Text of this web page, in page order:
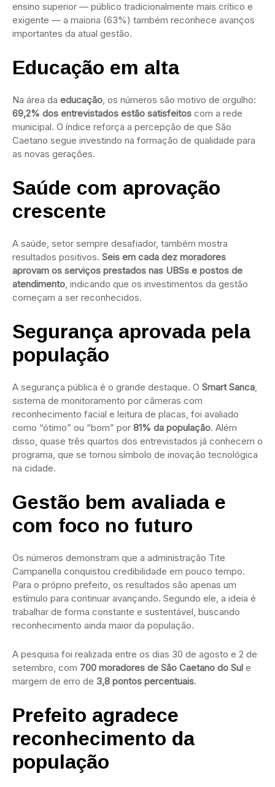
ensino superior — público tradicionalmente mais crítico e
exigente — a maioria (63%) também reconhece avanços
importantes da atual gestão.
Educação em alta
Na área da educação, os números são motivo de orgulho:
69,2% dos entrevistados estão satisfeitos com a rede
municipal. O índice reforça a percepção de que São
Caetano segue investindo na formação de qualidade para
as novas gerações.
Saúde com aprovação
crescente
A saúde, setor sempre desafiador, também mostra
resultados positivos. Seis em cada dez moradores
aprovam os serviços prestados nas UBSs e postos de
atendimento, indicando que os investimentos da gestão
começam a ser reconhecidos.
Segurança aprovada pela
população
A segurança pública é o grande destaque. O Smart Sanca,
sistema de monitoramento por câmeras com
reconhecimento facial e leitura de placas, foi avaliado
como “ótimo” ou “bom” por 81% da população. Além
disso, quase três quartos dos entrevistados já conhecem o
programa, que se tornou símbolo de inovação tecnológica
na cidade.
Gestão bem avaliada e
com foco no futuro
Os números demonstram que a administração Tite
Campanella conquistou credibilidade em pouco tempo.
Para o próprio prefeito, os resultados são apenas um
estímulo para continuar avançando. Segundo ele, a ideia é
trabalhar de forma constante e sustentável, buscando
reconhecimento ainda maior da população.
A pesquisa foi realizada entre os dias 30 de agosto e 2 de
setembro, com 700 moradores de São Caetano do Sul e
margem de erro de 3,8 pontos percentuais.
Prefeito agradece
reconhecimento da
população